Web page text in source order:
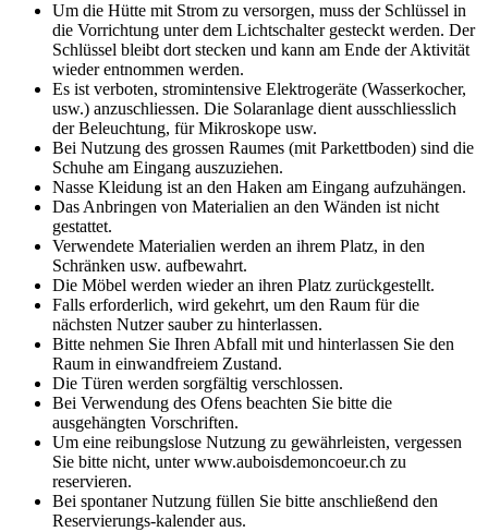
Um die Hütte mit Strom zu versorgen, muss der Schlüssel in
die Vorrichtung unter dem Lichtschalter gesteckt werden. Der
Schlüssel bleibt dort stecken und kann am Ende der Aktivität
wieder entnommen werden.
Es ist verboten, stromintensive Elektrogeräte (Wasserkocher,
usw.) anzuschliessen. Die Solaranlage dient ausschliesslich
der Beleuchtung, für Mikroskope usw.
Bei Nutzung des grossen Raumes (mit Parkettboden) sind die
Schuhe am Eingang auszuziehen.
Nasse Kleidung ist an den Haken am Eingang aufzuhängen.
Das Anbringen von Materialien an den Wänden ist nicht
gestattet.
Verwendete Materialien werden an ihrem Platz, in den
Schränken usw. aufbewahrt.
Die Möbel werden wieder an ihren Platz zurückgestellt.
Falls erforderlich, wird gekehrt, um den Raum für die
nächsten Nutzer sauber zu hinterlassen.
Bitte nehmen Sie Ihren Abfall mit und hinterlassen Sie den
Raum in einwandfreiem Zustand.
Die Türen werden sorgfältig verschlossen.
Bei Verwendung des Ofens beachten Sie bitte die
ausgehängten Vorschriften.
Um eine reibungslose Nutzung zu gewährleisten, vergessen
Sie bitte nicht, unter www.auboisdemoncoeur.ch zu
reservieren.
Bei spontaner Nutzung füllen Sie bitte anschließend den
Reservierungs-kalender aus.